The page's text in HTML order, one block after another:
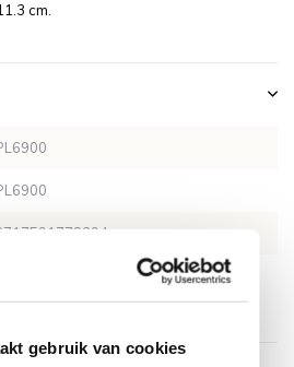
gebruik van cookies
cm.